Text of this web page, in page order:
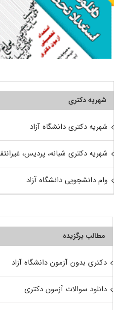
شهریه دکتری
شهریه دکتری دانشگاه آزاد
شهریه دکتری شبانه، پردیس،
وام دانشجویی دانشگاه آزاد
مطالب برگزیده
دکتری بدون آزمون دانشگاه آزاد
دانلود سوالات آزمون دکتری